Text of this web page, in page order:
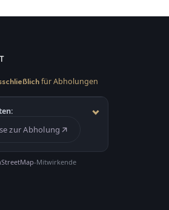
für Abholungen
zur Abholung
-Mitwirkende